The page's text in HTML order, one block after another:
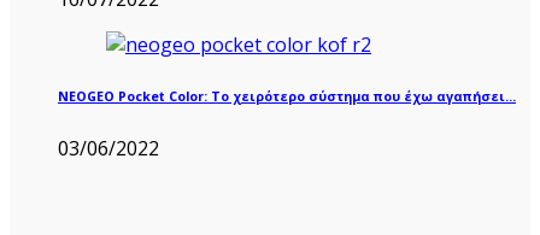
NEOGEO Pocket Color: Το χειρότερο σύστημα που έχω αγαπήσει…
03/06/2022